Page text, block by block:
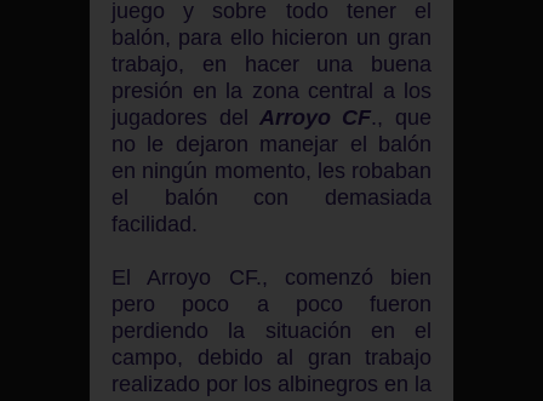
juego y sobre todo tener el
balón, para ello hicieron un gran
trabajo, en hacer una buena
presión en la zona central a los
jugadores del Arroyo CF., que
no le dejaron manejar el balón
en ningún momento, les robaban
el balón con demasiada
facilidad.
El Arroyo CF., comenzó bien
pero poco a poco fueron
perdiendo la situación en el
campo, debido al gran trabajo
realizado por los albinegros en la